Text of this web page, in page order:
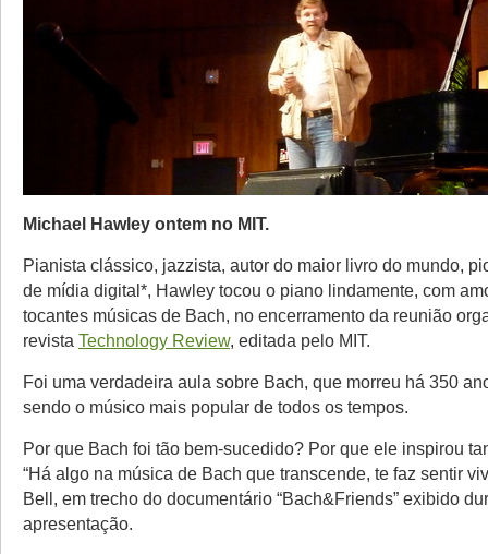
Michael Hawley ontem no MIT.
Pianista clássico, jazzista, autor do maior livro do mundo,
de mídia digital*, Hawley tocou o piano lindamente, com
tocantes músicas de Bach, no encerramento da reunião
revista Technology Review, editada pelo MIT.
Foi uma verdadeira aula sobre Bach, que morreu há 350
sendo o músico mais popular de todos os tempos.
Por que Bach foi tão bem-sucedido? Por que ele inspirou
“Há algo na música de Bach que transcende, te faz sentir
Bell, em trecho do documentário “Bach&Friends” exibido
apresentação.